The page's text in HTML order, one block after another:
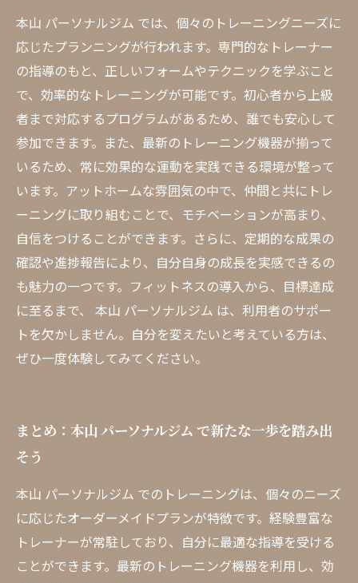
本山 パーソナルジム では、個々のトレーニングニーズに
応じたプランニングが行われます。専門的なトレーナー
の指導のもと、正しいフォームやテクニックを学ぶこと
で、効率的なトレーニングが可能です。初心者から上級
者まで対応するプログラムがあるため、誰でも安心して
参加できます。また、最新のトレーニング機器が揃って
いるため、常に効果的な運動を実践できる環境が整って
います。アットホームな雰囲気の中で、仲間と共にトレ
ーニングに取り組むことで、モチベーションが高まり、
自信をつけることができます。さらに、定期的な成果の
確認や進捗報告により、自分自身の成長を実感できるの
も魅力の一つです。フィットネスの導入から、目標達成
に至るまで、 本山 パーソナルジム は、利用者のサポー
トを欠かしません。自分を変えたいと考えている方は、
ぜひ一度体験してみてください。
まとめ：本山 パーソナルジム で新たな一歩を踏み出
そう
本山 パーソナルジム でのトレーニングは、個々のニーズ
に応じたオーダーメイドプランが特徴です。経験豊富な
トレーナーが常駐しており、自分に最適な指導を受ける
ことができます。最新のトレーニング機器を利用し、効